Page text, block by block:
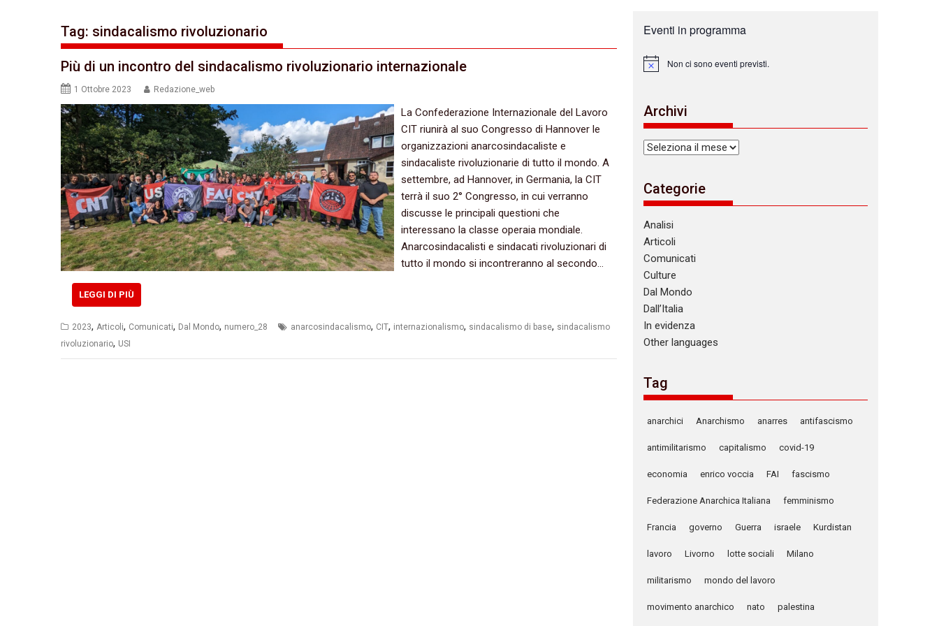
Tag: sindacalismo rivoluzionario
Più di un incontro del sindacalismo rivoluzionario internazionale
1 Ottobre 2023 Redazione_web
La Confederazione Internazionale del Lavoro
CIT riunirà al suo Congresso di Hannover le
organizzazioni anarcosindacaliste e
sindacaliste rivoluzionarie di tutto il mondo. A
settembre, ad Hannover, in Germania, la CIT
terrà il suo 2° Congresso, in cui verranno
discusse le principali questioni che
interessano la classe operaia mondiale.
Anarcosindacalisti e sindacati rivoluzionari di
tutto il mondo si incontreranno al secondo…
LEGGI DI PIÙ
2023, Articoli, Comunicati, Dal Mondo, numero_28 anarcosindacalismo, CIT, internazionalismo, sindacalismo di base, sindacalismo
rivoluzionario, USI
Eventi in programma
N
c
e
Non ci sono eventi previsti.
Archivi
Archivi
Categorie
Analisi
Articoli
Comunicati
Culture
Dal Mondo
Dall’Italia
In evidenza
Other languages
Tag
anarchici Anarchismo anarres antifascismo
antimilitarismo capitalismo covid-19
economia enrico voccia FAI fascismo
Federazione Anarchica Italiana femminismo
Francia governo Guerra israele Kurdistan
lavoro Livorno lotte sociali Milano
militarismo mondo del lavoro
movimento anarchico nato palestina